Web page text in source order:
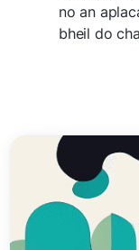
no an
bheil do